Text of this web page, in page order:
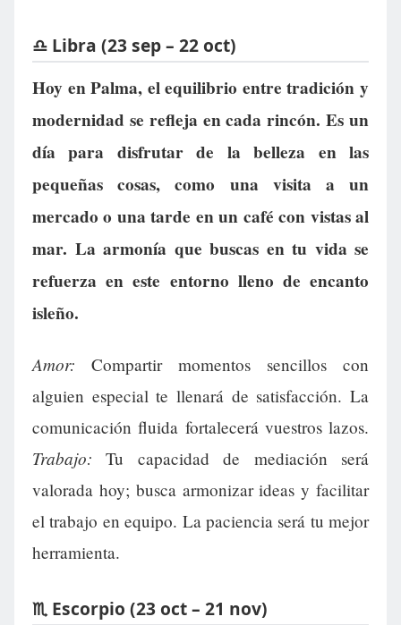
♎ Libra (23 sep – 22 oct)
Hoy en Palma, el equilibrio entre tradición y
modernidad se refleja en cada rincón. Es un
día para disfrutar de la belleza en las
pequeñas cosas, como una visita a un
mercado o una tarde en un café con vistas al
mar. La armonía que buscas en tu vida se
refuerza en este entorno lleno de encanto
isleño.
Amor: Compartir momentos sencillos con
alguien especial te llenará de satisfacción. La
comunicación fluida fortalecerá vuestros lazos.
Trabajo: Tu capacidad de mediación será
valorada hoy; busca armonizar ideas y facilitar
el trabajo en equipo. La paciencia será tu mejor
herramienta.
♏ Escorpio (23 oct – 21 nov)